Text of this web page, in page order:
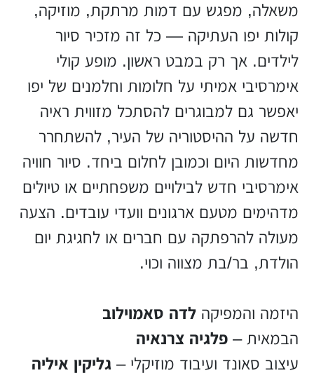
משאלה, מפגש עם דמות מרתקת, מוזיקה,
קולות יפו העתיקה — כל זה מזכיר סיור
לילדים. אך רק במבט ראשון. מופע קולי
אימרסיבי אמיתי על חלומות וחלמנים של יפו
יאפשר גם למבוגרים להסתכל מזווית ראיה
חדשה על ההיסטוריה של העיר, להשתחרר
מחדשות היום וכמובן לחלום ביחד. סיור חוויה
אימרסיבי חדש לבילויים משפחתיים או טיולים
מדהימים מטעם ארגונים וועדי עובדים. הצעה
מעולה להרפתקה עם חברים או לחגיגת יום
הולדת, בר/בת מצווה וכוי.
היזמה והמפיקה לדה סאמוילוב
הבמאית – פלגיה צרנאיה
עיצוב סאונד ועיבוד מוזיקלי – גליקין איליה